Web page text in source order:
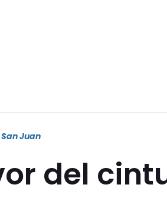
San Juan
del